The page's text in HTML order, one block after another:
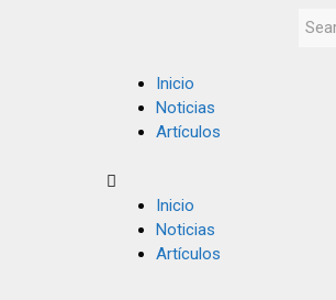
Inicio
Noticias
Artículos
Inicio
Noticias
Artículos